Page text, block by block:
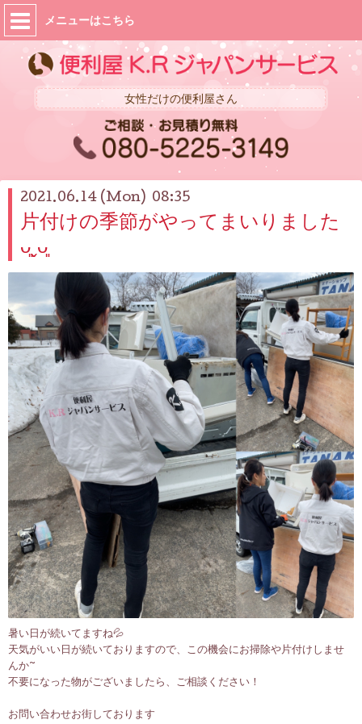
メニューはこちら
女性だけの便利屋さん
2021.06.14 (Mon) 08:35
片付けの季節がやってまいりました
ᴗ͈ˬᴗ͈
暑い日が続いてますね💦
天気がいい日が続いておりますので、この機会にお掃除や片付けしませ
んか~
不要になった物がございましたら、ご相談ください！
お問い合わせお街しております